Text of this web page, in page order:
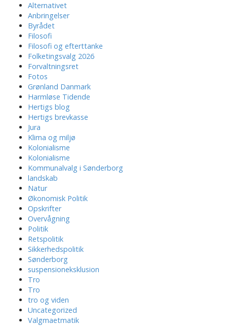
Alternativet
Anbringelser
Byrådet
Filosofi
Filosofi og efterttanke
Folketingsvalg 2026
Forvaltningsret
Fotos
Grønland Danmark
Harmløse Tidende
Hertigs blog
Hertigs brevkasse
Jura
Klima og miljø
Kolonialisme
Kolonialisme
Kommunalvalg i Sønderborg
landskab
Natur
Økonomisk Politik
Opskrifter
Overvågning
Politik
Retspolitik
Sikkerhedspolitik
Sønderborg
suspensioneksklusion
Tro
Tro
tro og viden
Uncategorized
Valgmaetmatik